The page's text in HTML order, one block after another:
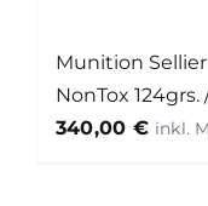
Munition
NonTox 124grs.
340,00 €